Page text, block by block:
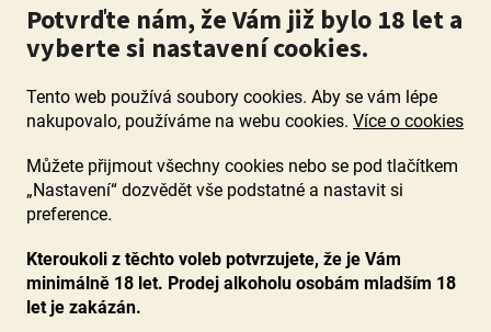
Potvrďte nám, že Vám již bylo 18 let a
vyberte si nastavení cookies.
Tento web používá soubory cookies. Aby se vám lépe
nakupovalo, používáme na webu cookies. Více o cookies
Můžete přijmout všechny cookies nebo se pod tlačítkem
„Nastavení“ dozvědět vše podstatné a nastavit si
preference.
Kteroukoli z těchto voleb potvrzujete, že je Vám
minimálně 18 let. Prodej alkoholu osobám mladším 18
let je zakázán.
ZÁKAZ PRODEJE ALKOHOLU OSOBÁM MLADŠÍM 18 LET. Pijte s
mírou i když pijete s Mírou.